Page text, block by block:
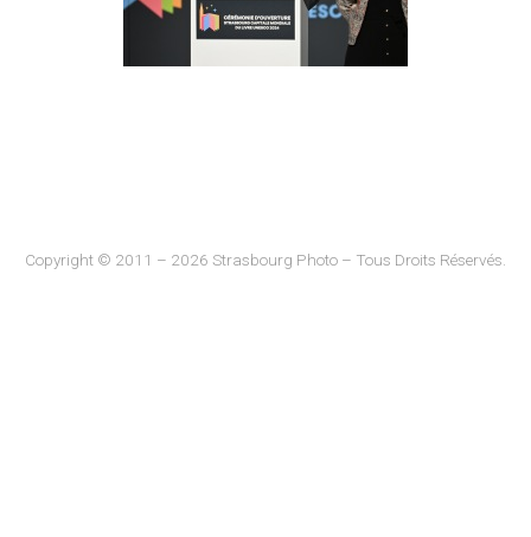
Copyright © 2011 – 2026 Strasbourg Photo – Tous Droits Réservés.